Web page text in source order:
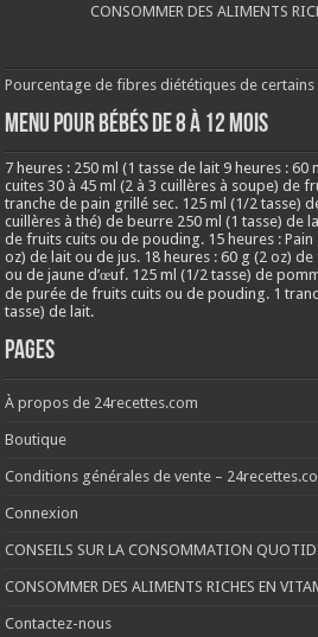
CONSOMMER DES ALIMENTS
Pourcentage de fibres diététiques de
MENU POUR BÉBÉS DE 8 à 12 MOIS
7 heures : 250 ml (1 tasse de lait 9 heures : 60
cuites 30 à 45 ml (2 à 3 cuillères à soupe) de
tranche de pain grillé sec. 125 ml (1/2 tasse)
cuillères à thé) de beurre 250 ml (1 tasse) de
de fruits cuits ou de pouding. 15 heures :
oz) de lait ou de jus. 18 heures : 60 g (2 oz)
ou de jaune d’œuf. 125 ml (1/2 tasse) de
de purée de fruits cuits ou de pouding. 1
tasse) de lait.
Pages
À propos de 24recettes.com
Boutique
Conditions générales de vente –
Connexion
CONSEILS SUR LA CONSOMMATION
CONSOMMER DES ALIMENTS RICHES EN
Contactez-nous